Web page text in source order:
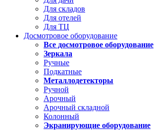
Для складов
Для отелей
Для ТЦ
Досмотровое оборудование
Все досмотровое оборудование
Зеркала
Ручные
Подкатные
Металлодетекторы
Ручной
Арочный
Арочный складной
Колонный
Экранирующие оборудование